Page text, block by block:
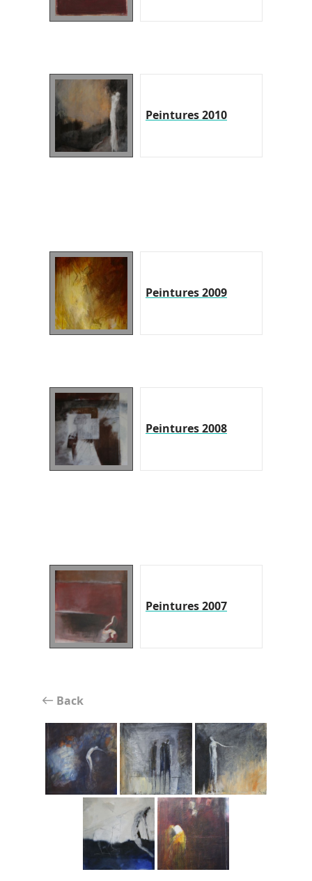
Peintures 2010
Peintures 2009
Peintures 2008
Peintures 2007
Back